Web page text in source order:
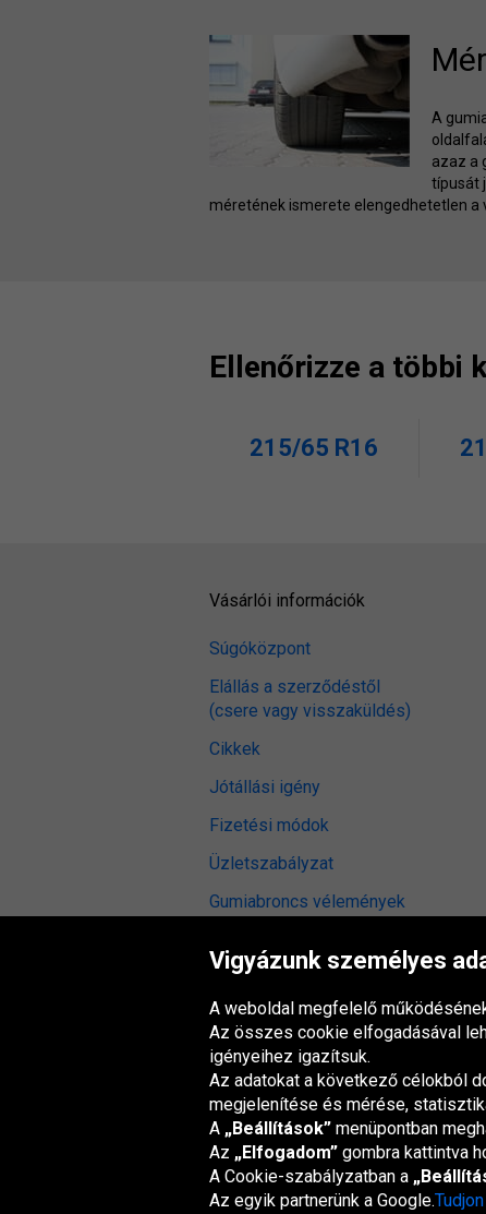
A
azaz a
típusát
méretének ismerete elengedhetetlen a
Ellenőrizze a többi
215/65 R16
Vásárlói információk
Súgóközpont
Elállás a szerződéstől
(csere vagy visszaküldés)
Cikkek
Jótállási igény
Fizetési módok
Üzletszabályzat
Gumiabroncs vélemények
Oponeo csoport
Belgique
Česká
Deutschland Éire
Vigyázunk személyes
A weboldal megfelelő
Az összes cookie elfogadásával
igényeihez igazítsuk.
Az adatokat a következő célokból
megjelenítése és mérése,
A „Beállítások” menüpontban
Az „Elfogadom” gombra kattintva
A Cookie-szabályzatban a
Az egyik partnerünk a Google.